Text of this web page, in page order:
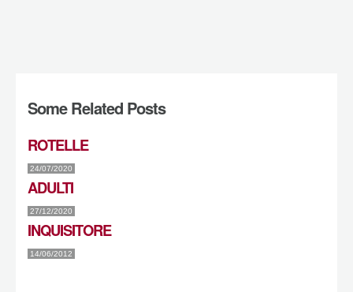
Some Related Posts
ROTELLE
24/07/2020
ADULTI
27/12/2020
INQUISITORE
14/06/2012